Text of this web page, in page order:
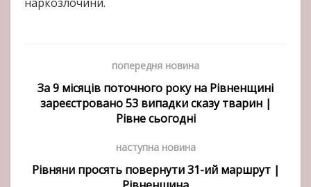
попередня новина
За 9 місяців поточного року на Рівненщині
зареєстровано 53 випадки сказу тварин |
Рівне сьогодні
наступна новина
Рівняни просять повернути 31-ий маршрут |